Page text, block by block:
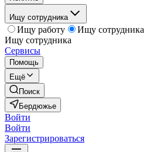
Ищу сотрудника
Ищу работу
Ищу сотрудника
Ищу сотрудника
Сервисы
Помощь
Ещё
Поиск
Бердюжье
Войти
Войти
Зарегистрироваться